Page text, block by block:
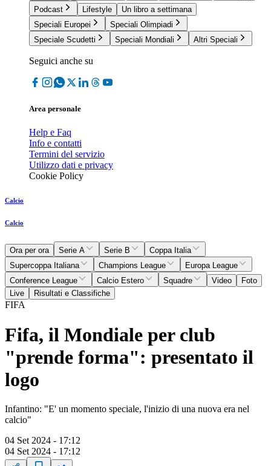
Podcast
Lifestyle
Un libro a settimana
Speciali Europei
Speciali Olimpiadi
Speciale Scudetti
Speciali Mondiali Altri Speciali
Seguici anche su
Area personale
Help e Faq
Info e contatti
Termini del servizio
Utilizzo dati e privacy
Cookie Policy
Calcio
Calcio
Ora per ora Serie A Serie B
Coppa Italia
Supercoppa Italiana
Champions League
Europa League
Conference League
Calcio Estero Squadre Video
Foto
Live
Risultati e Classifiche
FIFA
Fifa, il Mondiale per club
"prende forma": presentato il
logo
Infantino: "E' un momento speciale, l'inizio di una nuova era nel
calcio"
04 Set 2024 - 17:12
04 Set 2024 - 17:12